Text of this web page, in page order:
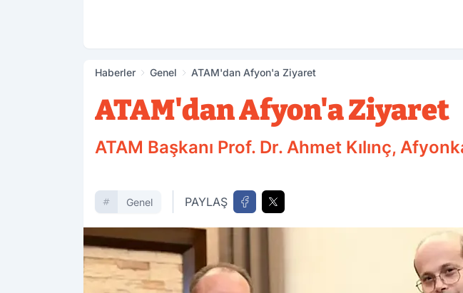
Haberler Genel ATAM'dan Afyon'a Ziyaret
ATAM'dan Afyon'a Ziyaret
ATAM Başkanı Prof. Dr. Ahmet Kılınç,
Genel PAYLAŞ